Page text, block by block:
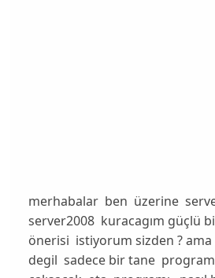
merhabalar ben üzerine
server2008 kuracagım güçlü
önerisi istiyorum sizden ?
degil sadece bir tane program